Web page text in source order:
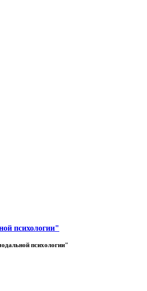
психологии"
психологии"